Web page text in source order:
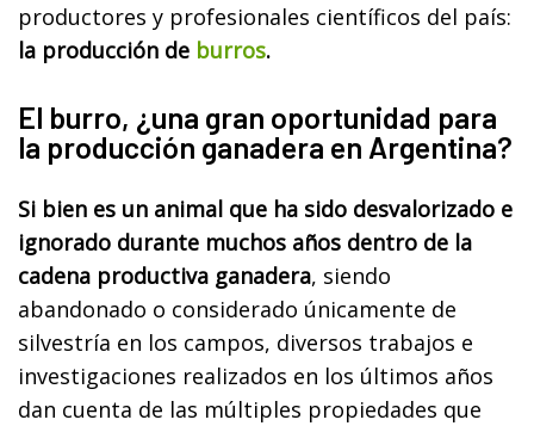
productores y profesionales científicos del país:
la producción de burros.
El burro, ¿una gran oportunidad para
la producción ganadera en Argentina?
Si bien es un animal que ha sido desvalorizado e
ignorado durante muchos años dentro de la
cadena productiva ganadera, siendo
abandonado o considerado únicamente de
silvestría en los campos, diversos trabajos e
investigaciones realizados en los últimos años
dan cuenta de las múltiples propiedades que